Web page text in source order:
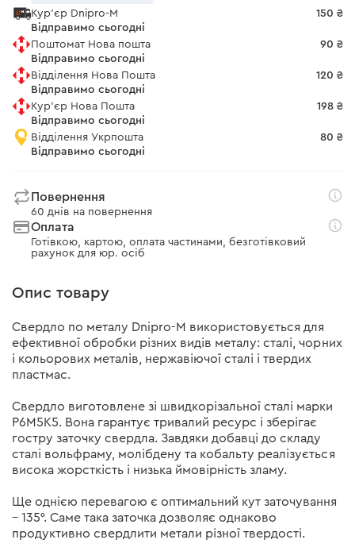
Кур'єр Dnipro-M
Відправимо сьогодні
150 ₴
Поштомат Нова пошта
Відправимо сьогодні
90 ₴
Відділення Нова Пошта
Відправимо сьогодні
120 ₴
Кур'єр Нова Пошта
Відправимо сьогодні
198 ₴
Відділення Укрпошта
Відправимо сьогодні
80 ₴
Повернення
60 днів на повернення
Оплата
Готівкою, картою, оплата частинами, безготівковий
рахунок для юр. осіб
Опис товару
Свердло по металу Dnipro-М використовується для
ефективної обробки різних видів металу: сталі, чорних
і кольорових металів, нержавіючої сталі і твердих
пластмас.
Свердло виготовлене зі швидкорізальної сталі марки
Р6М5K5. Вона гарантує тривалий ресурс і зберігає
гостру заточку свердла. Завдяки добавці до складу
сталі вольфраму, молібдену та кобальту реалізується
висока жорсткість і низька ймовірність зламу.
Ще однією перевагою є оптимальний кут заточування
– 135°. Саме така заточка дозволяє однаково
продуктивно свердлити метали різної твердості.